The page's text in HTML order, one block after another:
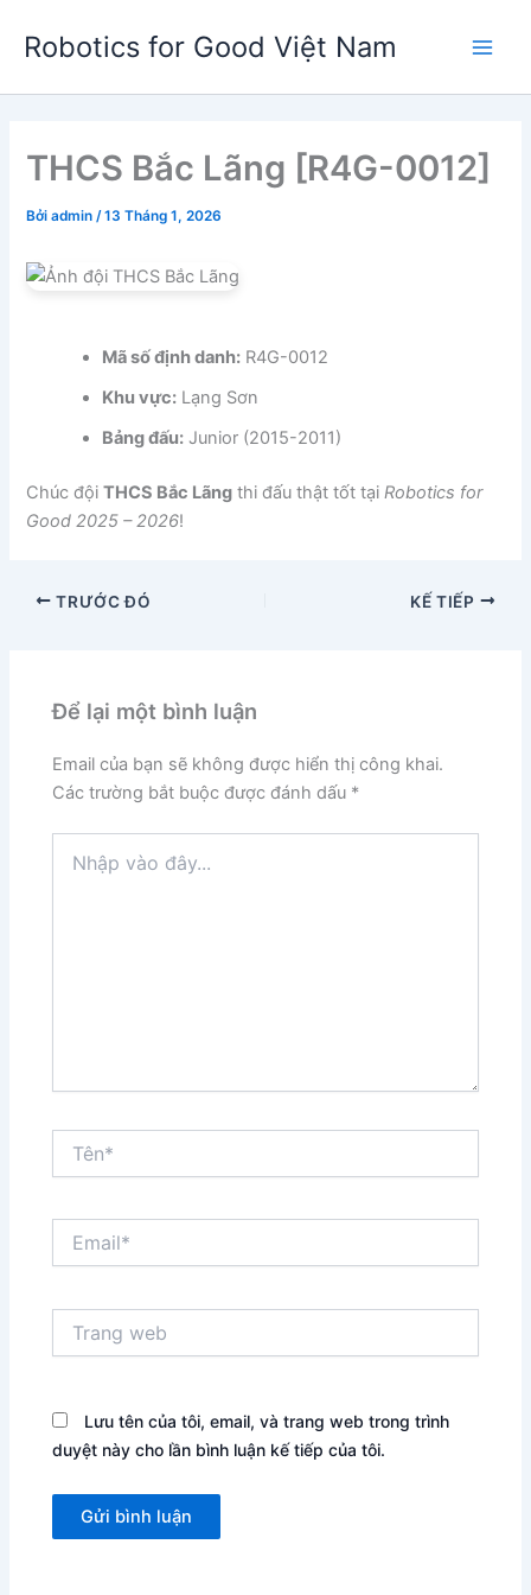
dung
Robotics for Good Việt Nam
THCS Bắc Lãng [R4G-0012]
Bởiadmin /13 Tháng 1, 2026
Mã số định danh: R4G-0012
Khu vực: Lạng Sơn
Bảng đấu: Junior (2015-2011)
Chúc độiTHCS Bắc Lãng thi đấu thật tốt tại Robotics for
Good 2025 – 2026!
TRƯỚC ĐÓ KẾ TIẾP
Để lại một bình luận
Email của bạn sẽ không được hiển thị công khai.
Các trường bắt buộc được đánh dấu *
vào
web
Lưu tên của tôi, email, và trang web trong trình
duyệt này cho lần bình luận kế tiếp của tôi.